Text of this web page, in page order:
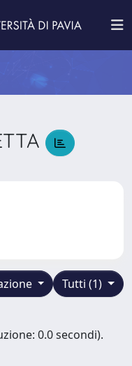
Tutti (1)
0.0 secondi).